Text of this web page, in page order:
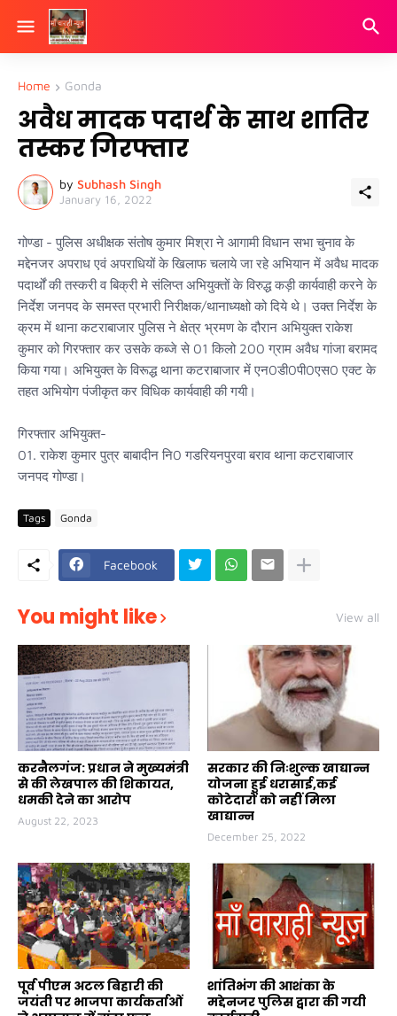
Home Gonda
अवैध मादक पदार्थ के साथ शातिर
तस्कर गिरफ्तार
by Subhash Singh
January 16, 2022
गोण्डा - पुलिस अधीक्षक संतोष कुमार मिश्रा ने आगामी विधान सभा चुनाव के
मद्देनजर अपराध एवं अपराधियों के खिलाफ चलाये जा रहे अभियान में अवैध मादक
पदार्थों की तस्करी व बिक्री मे संलिप्त अभियुक्तों के विरुद्ध कड़ी कार्यवाही करने के
निर्देश जनपद के समस्त प्रभारी निरीक्षक/थानाध्यक्षो को दिये थे। उक्त निर्देश के
क्रम में थाना कटराबाजार पुलिस ने क्षेत्र भ्रमण के दौरान अभियुक्त राकेश
कुमार को गिरफ्तार कर उसके कब्जे से 01 किलो 200 ग्राम अवैध गांजा बरामद
किया गया। अभियुक्त के विरूद्ध थाना कटराबाजार में एन0डी0पी0एस0 एक्ट के
तहत अभियोग पंजीकृत कर विधिक कार्यवाही की गयी।
गिरफ्तार अभियुक्त-
01. राकेश कुमार पुत्र बाबादीन नि0 गडरियनपुरवा बराव थाना कटराबाजार
जनपद गोण्डा।
Tags Gonda
Facebook
You might like View all
करनैलगंज: प्रधान ने मुख्यमंत्री
से की लेखपाल की शिकायत,
धमकी देने का आरोप
August 22, 2023
सरकार की निःशुल्क खाद्यान्न
योजना हुई धरासाई,कई
कोटेदारों को नहीं मिला
खाद्यान्न
December 25, 2022
पूर्व पीएम अटल बिहारी की
जयंती पर भाजपा कार्यकर्ताओं
शांतिभंग की आशंका के
मद्देनजर पुलिस द्वारा की गयी